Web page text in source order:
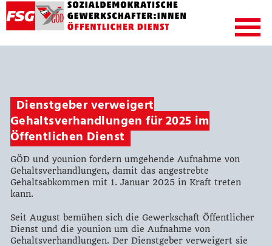
Dienstgeber verweigert
Gehaltsverhandlungen für 2025 im
Öffentlichen Dienst
GÖD und younion fordern umgehende Aufnahme von
Gehaltsverhandlungen, damit das angestrebte
Gehaltsabkommen mit 1. Januar 2025 in Kraft treten
kann.
Seit August bemühen sich die Gewerkschaft Öffentlicher
Dienst und die younion um die Aufnahme von
Gehaltsverhandlungen. Der Dienstgeber verweigert sie